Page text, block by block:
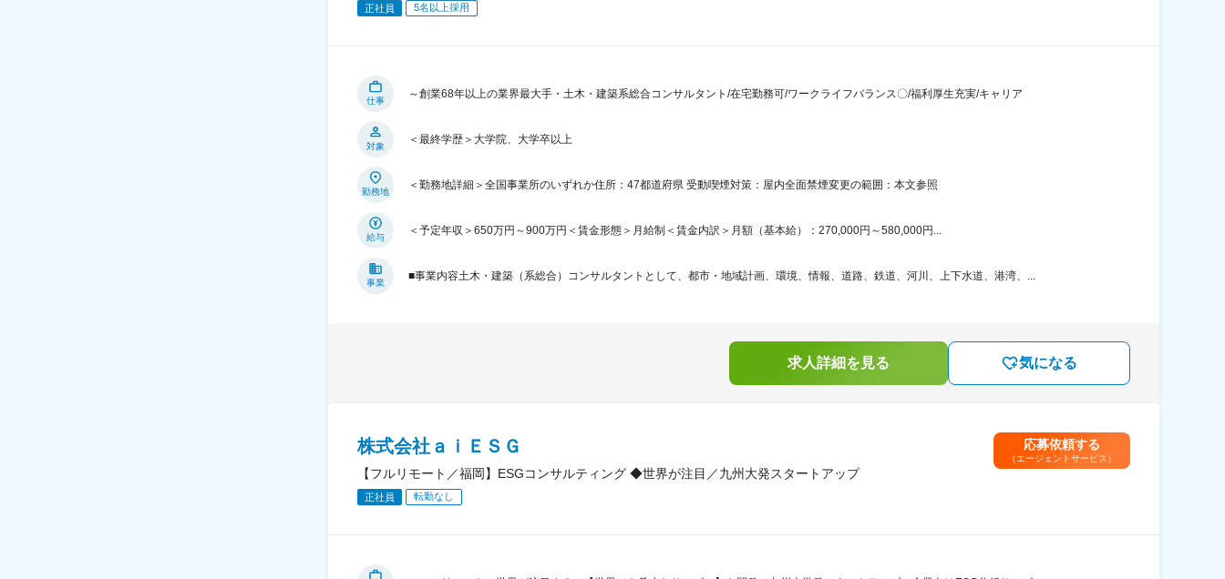
正社員 5名以上採用
仕事
～創業68年以上の業界最大手・土木・建築系総合コンサルタント/在宅勤務可/ワークライフバランス〇/福利厚生充実/キャリア
対象
＜最終学歴＞大学院、大学卒以上
勤務地
＜勤務地詳細＞全国事業所のいずれか住所：47都道府県 受動喫煙対策：屋内全面禁煙変更の範囲：本文参照
給与
＜予定年収＞650万円～900万円＜賃金形態＞月給制＜賃金内訳＞月額（基本給）：270,000円～580,000円...
事業
■事業内容土木・建築（系総合）コンサルタントとして、都市・地域計画、環境、情報、道路、鉄道、河川、上下水道、港湾、...
求人詳細を見る 気になる
株式会社ａｉＥＳＧ
【フルリモート／福岡】ESGコンサルティング ◆世界が注目／九州大発スタートアップ
正社員 転勤なし
応募依頼する
（エージェントサービス）